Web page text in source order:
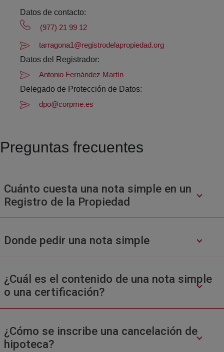
Datos de contacto:
(977) 21 99 12
tarragona1@registrodelapropiedad.org
Datos del Registrador:
Antonio Fernández Martín
Delegado de Protección de Datos:
dpo@corpme.es
Preguntas frecuentes
Cuánto cuesta una nota simple en un
Registro de la Propiedad
Donde pedir una nota simple
¿Cuál es el contenido de una nota simple
o una certificación?
¿Cómo se inscribe una cancelación de
hipoteca?